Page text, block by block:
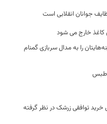
جوانان انقلابی است
کاغذ خارج می شود
را به مدال سربازی گمنام
تومان برای خرید توافقی زرشک در نظر گرفته